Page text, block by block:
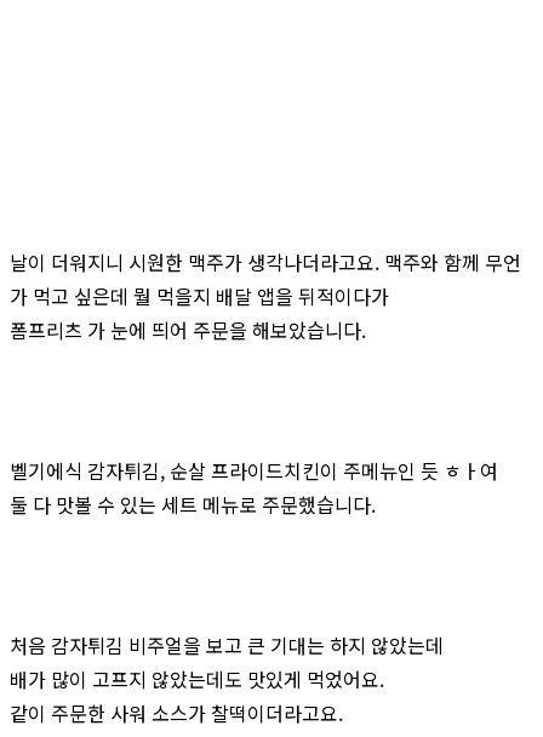
날이 더워지니 시원한 맥주가 생각나더라고요. 맥주와 함께 무언
가 먹고 싶은데 뭘 먹을지 배달 앱을 뒤적이다가
폼프리츠 가 눈에 띄어 주문을 해보았습니다.
벨기에식 감자튀김, 순살 프라이드치킨이 주메뉴인 듯 ㅎㅏ여
둘 다 맛볼 수 있는 세트 메뉴로 주문했습니다.
처음 감자튀김 비주얼을 보고 큰 기대는 하지 않았는데
배가 많이 고프지 않았는데도 맛있게 먹었어요.
같이 주문한 사워 소스가 찰떡이더라고요.